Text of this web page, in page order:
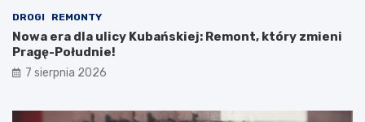
DROGI REMONTY
Nowa era dla ulicy Kubańskiej: Remont, który zmieni
Pragę-Południe!
7 sierpnia 2026